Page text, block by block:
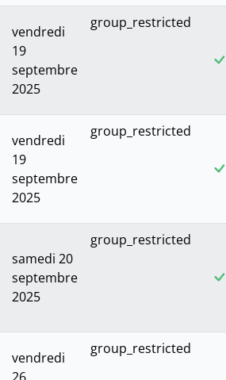
vendredi
19
septembre
2025
group_restricted
vendredi
19
septembre
2025
group_restricted
samedi 20
septembre
2025
group_restricted
vendredi
group_restricted